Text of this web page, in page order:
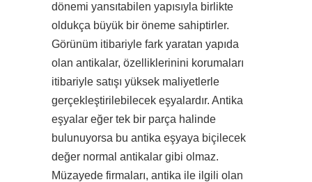
dönemi yansıtabilen yapısıyla birlikte
oldukça büyük bir öneme sahiptirler.
Görünüm itibariyle fark yaratan yapıda
olan antikalar, özelliklerinini korumaları
itibariyle satışı yüksek maliyetlerle
gerçekleştirilebilecek eşyalardır. Antika
eşyalar eğer tek bir parça halinde
bulunuyorsa bu antika eşyaya biçilecek
değer normal antikalar gibi olmaz.
Müzayede firmaları, antika ile ilgili olan